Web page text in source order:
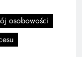
osobowości